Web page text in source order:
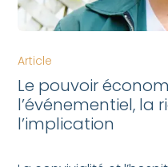
Article
Le pouvoir
l’événementiel, la
l’implication